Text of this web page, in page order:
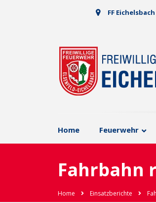
FF
Home Feuerwehr
Fahrbahn
Home Einsatzberichte